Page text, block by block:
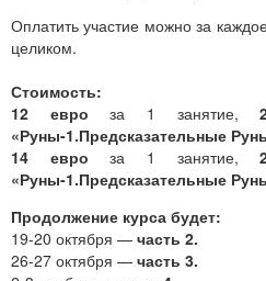
Оплатить участие можно за
целиком.
Стоимость:
12 евро за 1 занятие,
«Руны-1.Предсказательные
14 евро за 1 занятие,
«Руны-1.Предсказательные
Продолжение курса будет:
19-20 октября — часть 2.
26-27 октября — часть 3.